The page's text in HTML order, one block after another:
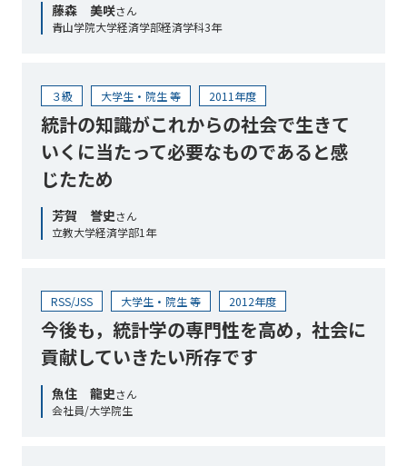
藤森 美咲さん
青山学院大学経済学部経済学科3年
３級 大学生・院生 等 2011年度
統計の知識がこれからの社会で生きて
いくに当たって必要なものであると感
じたため
芳賀 誉史さん
立教大学経済学部1年
RSS/JSS 大学生・院生 等 2012年度
今後も，統計学の専門性を高め，社会に
貢献していきたい所存です
魚住 龍史さん
会社員/大学院生